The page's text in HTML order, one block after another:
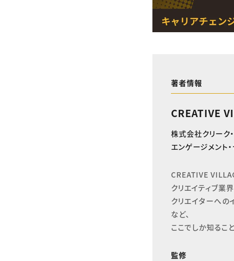
著者情報
CREATIVE
株式会社クリーク
エンゲージメント
CREATIVE
クリエイティブ業
クリエイターへの
など、
ここでしか知るこ
監修